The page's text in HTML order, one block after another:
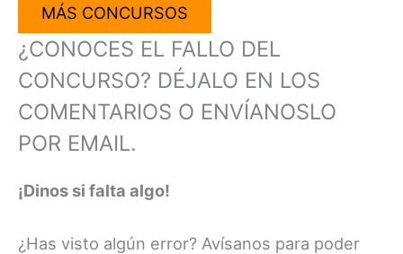
MÁS CONCURSOS
¿CONOCES EL FALLO DEL
CONCURSO? DÉJALO EN LOS
COMENTARIOS O ENVÍANOSLO
POR EMAIL.
¡Dinos si falta algo!
¿Has visto algún error? Avísanos para poder